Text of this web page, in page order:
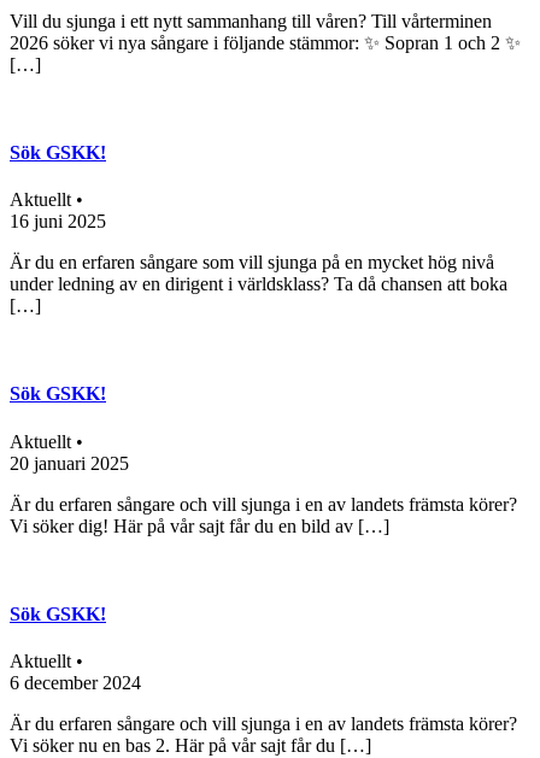
Vill du sjunga i ett nytt sammanhang till våren? Till vårterminen
2026 söker vi nya sångare i följande stämmor: ✨ Sopran 1 och 2 ✨
[…]
Sök GSKK!
Aktuellt •
16 juni 2025
Är du en erfaren sångare som vill sjunga på en mycket hög nivå
under ledning av en dirigent i världsklass? Ta då chansen att boka
[…]
Sök GSKK!
Aktuellt •
20 januari 2025
Är du erfaren sångare och vill sjunga i en av landets främsta körer?
Vi söker dig! Här på vår sajt får du en bild av […]
Sök GSKK!
Aktuellt •
6 december 2024
Är du erfaren sångare och vill sjunga i en av landets främsta körer?
Vi söker nu en bas 2. Här på vår sajt får du […]